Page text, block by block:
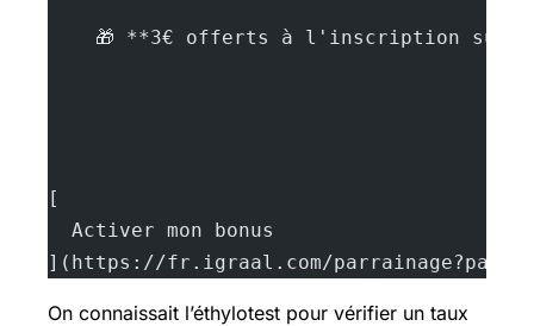
🎁 **3€ offerts à l'inscription sur
[
  Activer mon bonus
](https://fr.igraal.com/
On connaissait l’éthylotest pour vérifier un taux